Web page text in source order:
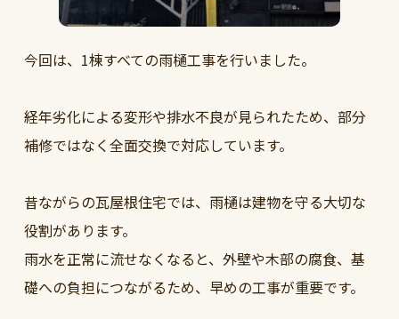
今回は、1棟すべての雨樋工事を行いました。
経年劣化による変形や排水不良が見られたため、部分
補修ではなく全面交換で対応しています。
昔ながらの瓦屋根住宅では、雨樋は建物を守る大切な
役割があります。
雨水を正常に流せなくなると、外壁や木部の腐食、基
礎への負担につながるため、早めの工事が重要です。